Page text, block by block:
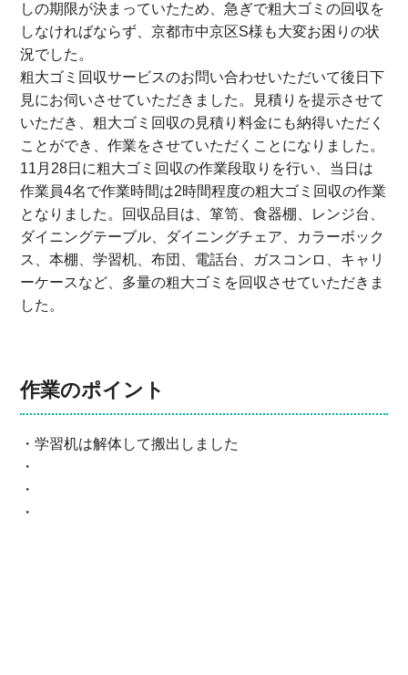
しの期限が決まっていたため、急ぎで粗大ゴミの回収を
しなければならず、京都市中京区S様も大変お困りの状
況でした。
粗大ゴミ回収サービスのお問い合わせいただいて後日下
見にお伺いさせていただきました。見積りを提示させて
いただき、粗大ゴミ回収の見積り料金にも納得いただく
ことができ、作業をさせていただくことになりました。
11月28日に粗大ゴミ回収の作業段取りを行い、当日は
作業員4名で作業時間は2時間程度の粗大ゴミ回収の作業
となりました。回収品目は、箪笥、食器棚、レンジ台、
ダイニングテーブル、ダイニングチェア、カラーボック
ス、本棚、学習机、布団、電話台、ガスコンロ、キャリ
ーケースなど、多量の粗大ゴミを回収させていただきま
した。
作業のポイント
・学習机は解体して搬出しました
・
・
・